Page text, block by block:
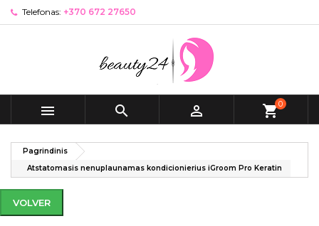
Telefonas: +370 672 27650
   shopping_cart0
Pagrindinis
Atstatomasis nenuplaunamas kondicionierius iGroom Pro Keratin
VOLVER